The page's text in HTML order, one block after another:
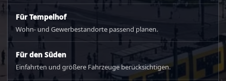
Für Tempelhof
Wohn- und Gewerbestandorte passend planen.
Für den Süden
Einfahrten und größere Fahrzeuge berücksichtigen.